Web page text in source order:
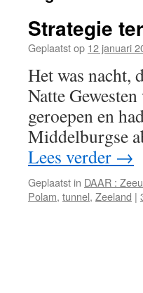
Strategie
Geplaatst op 12 januari
Het was nacht,
Natte
geroepen en
Middelburgse
Lees verder →
Geplaatst in DAAR :
Polam, tunnel, Zeeland |